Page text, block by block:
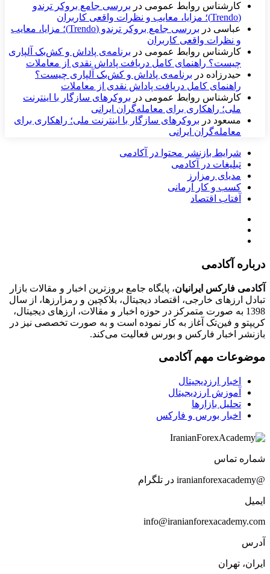
کارشناس روابط عمومی در بررسی جامع بروکر ترندو
(Trendo)؛ مزایا، معایب و نظرات واقعی کاربران
عباسی در
بررسی جامع بروکر ترندو (Trendo)؛ مزایا، معایب
و نظرات واقعی کاربران
کارشناس روابط عمومی در برنامه‌ی پاداش و کش‌بک آلپاری
چیست؟ راهنمای کامل دریافت پاداش نقدی از معاملات
حیدرزاده در برنامه‌ی پاداش و کش‌بک آلپاری چیست؟
راهنمای کامل دریافت پاداش نقدی از معاملات
کارشناس روابط عمومی در بروکرهای سازگار با اینترنت
ملی؛ راهکاری برای معامله‌گران ایرانی
مسعود در بروکرهای سازگار با اینترنت ملی؛ راهکاری برای
معامله‌گران ایرانی
شرایط بازنشر محتوا در آکادمی
تبلیغات در آکادمی
مدیای رمزارز
کسب و کار آرمانی
آفتاب اقتصاد
درباره آکادمی
آکادمی فارکس ایرانیان، پایگاه جامع بروزترین اخبار و مقالات بازار
تبادل ارزهای خارجی، اقتصاد دیجیتال، بلاکچین و رمزارزها، از سال
1398 به صورت متمرکز در حوزه اخبار و مقالات، ارزهای‌ دیجیتال،
کریپتو و فین‌تک آغاز به کار نموده است و به صورت تخصصی نیز در
بازنشر اخبار فارکس و بورس فعالیت می‌کند.
موضوعات مهم آکادمی
اخبار ارزدیجیتال
آموزش ارزدیجیتال
تحلیل بازارها
اخبار بورس و فارکس
شماره تماس
@iranianforexacademy در تلگرام
ایمیل
info@iranianforexacademy.com
آدرس
ایران، تهران